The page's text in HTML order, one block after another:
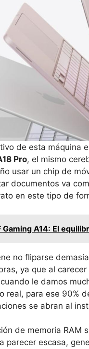
de esta máquina
Pro, el mismo
usar un chip de
documentos va
en este tipo de
Gaming A14: El
no fliparse
ya que al
cuando le damos
real, para ese 90%
se abran al
de memoria RAM
parecer escasa,